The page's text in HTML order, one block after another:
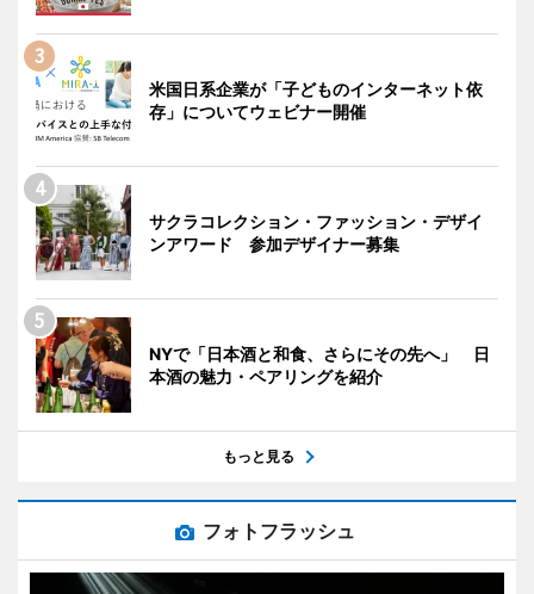
米国日系企業が「子どものインターネット依
存」についてウェビナー開催
サクラコレクション・ファッション・デザイ
ンアワード 参加デザイナー募集
NYで「日本酒と和食、さらにその先へ」 日
本酒の魅力・ペアリングを紹介
もっと見る
フォトフラッシュ